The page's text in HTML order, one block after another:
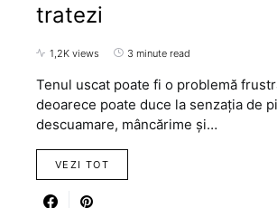
tratezi
1,2K views 3 minute read
Tenul uscat poate fi o problemă
deoarece poate duce la senzația de
descuamare, mâncărime și…
VEZI TOT